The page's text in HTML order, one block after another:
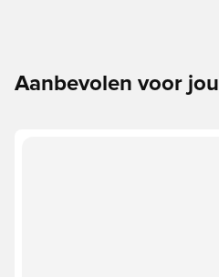
Aanbevolen voor jou